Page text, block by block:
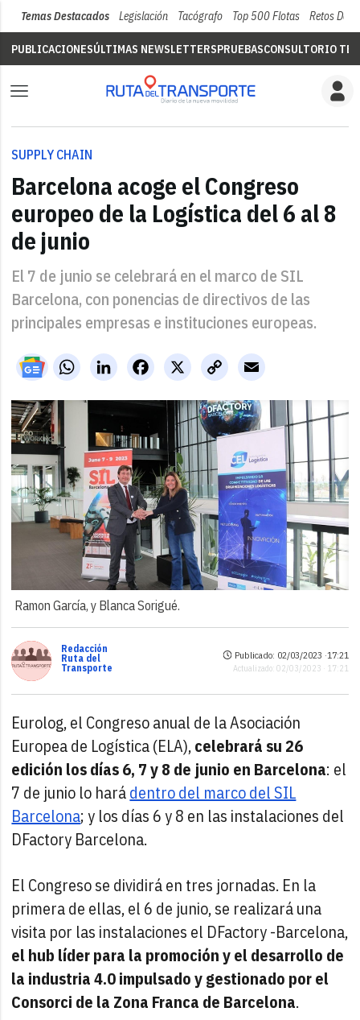
Temas Destacados Legislación Tacógrafo Top 500 Flotas Retos Del
PUBLICACIONESÚLTIMAS NEWSLETTERSPRUEBASCONSULTORIO
SUPPLY CHAIN
Barcelona acoge el Congreso
europeo de la Logística del 6 al 8
de junio
El 7 de junio se celebrará en el marco de SIL
Barcelona, con ponencias de directivos de las
principales empresas e instituciones europeas.
WhatsAppLinkedIn X
Facebook
Copy
Link
Email
Ramon García, y Blanca Sorigué.
Redacción
Ruta del
Transporte
Publicado: 02/03/2023 ·17:21
Actualizado: 02/03/2023 · 17:21
Eurolog, el Congreso anual de la Asociación
Europea de Logística (ELA),celebrará su 26
edición los días 6, 7 y 8 de junio en Barcelona: el
7 de junio lo harádentro del marco del SIL
Barcelona; y los días 6 y 8 en las instalaciones del
DFactory Barcelona.
El Congreso se dividirá en tres jornadas. En la
primera de ellas, el 6 de junio, se realizará una
visita por las instalaciones el DFactory -Barcelona,
el hub líder para la promoción y el desarrollo de
la industria 4.0 impulsado y gestionado por el
Consorci de la Zona Franca de Barcelona.